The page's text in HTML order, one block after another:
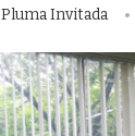
Pluma Invitada